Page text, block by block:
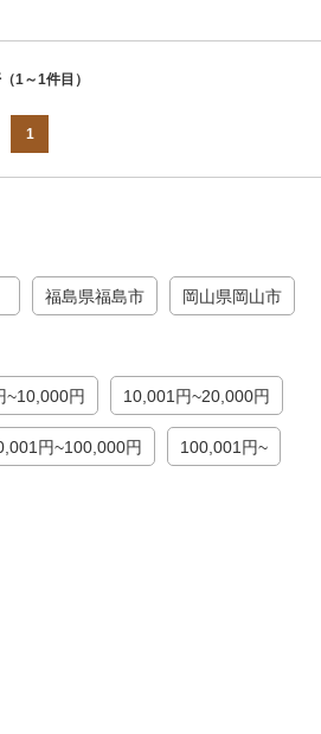
（1～1件目）
1
福島県福島市 岡山県岡山市
~10,000円 10,001円~20,000円
円~100,000円 100,001円~